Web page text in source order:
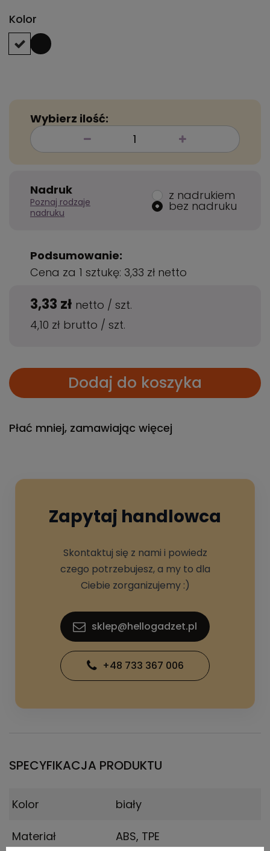
Kolor
Wybierz ilość:
Nadruk
Poznaj rodzaje
nadruku
z nadrukiem
bez nadruku
Podsumowanie:
Cena za 1 sztukę: 3,33 zł netto
3,33 zł netto / szt.
4,10 zł brutto / szt.
Dodaj do koszyka
Płać mniej, zamawiając więcej
Zapytaj handlowca
Skontaktuj się z nami i powiedz
czego potrzebujesz, a my to dla
Ciebie zorganizujemy :)
sklep@hellogadzet.pl
+48 733 367 006
SPECYFIKACJA PRODUKTU
Kolor biały
Materiał ABS, TPE